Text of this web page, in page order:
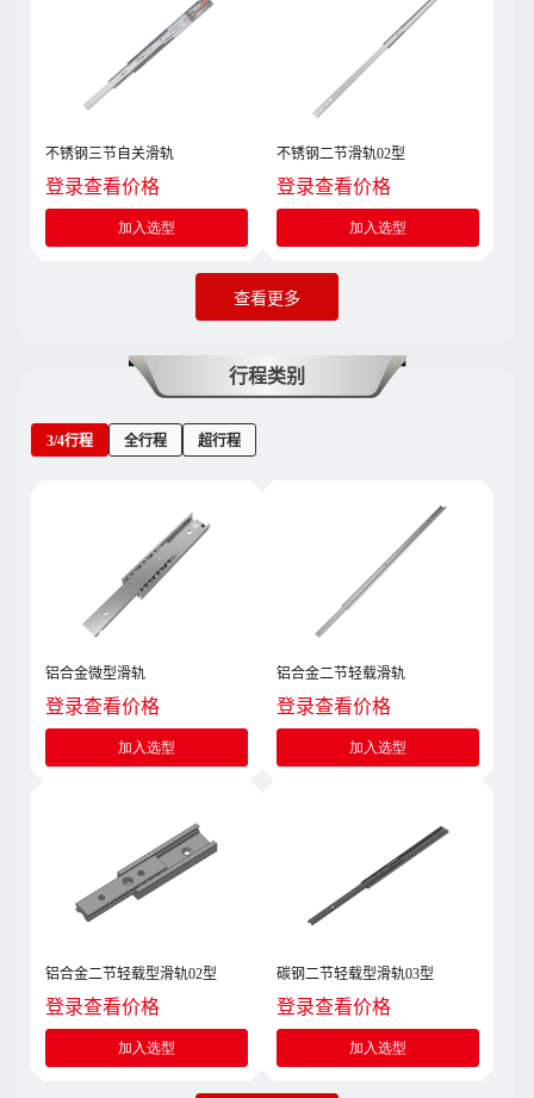
不锈钢三节自关滑轨
登录查看价格
加入选型
不锈钢二节滑轨02型
登录查看价格
加入选型
查看更多
行程类别
3/4行程 全行程 超行程
铝合金微型滑轨
登录查看价格
加入选型
铝合金二节轻载滑轨
登录查看价格
加入选型
铝合金二节轻载型滑轨02型
登录查看价格
加入选型
碳钢二节轻载型滑轨03型
登录查看价格
加入选型